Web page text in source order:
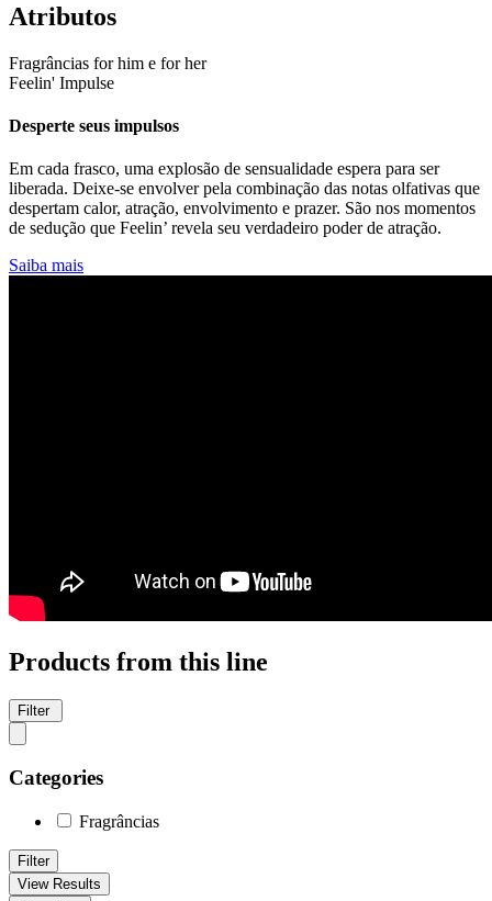
Atributos
Fragrâncias for him e for her
Feelin' Impulse
Desperte seus impulsos
Em cada frasco, uma explosão de sensualidade espera para ser
liberada. Deixe-se envolver pela combinação das notas olfativas que
despertam calor, atração, envolvimento e prazer. São nos momentos
de sedução que Feelin’ revela seu verdadeiro poder de atração.
Saiba mais
Products from this line
Filter
Categories
Fragrâncias
Filter
View Results